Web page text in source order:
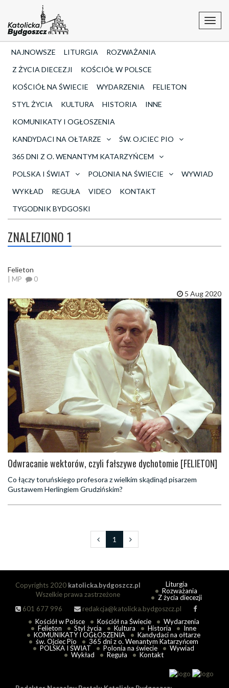
NAJNOWSZE LITURGIA
ROZWAŻANIA
Z ŻYCIA DIECEZJI
KOŚCIÓŁ W POLSCE
KOŚCIÓŁ NA ŚWIECIE
WYDARZENIA
FELIETON
STYL ŻYCIA
KULTURA HISTORIA
INNE
KOMUNIKATY I OGŁOSZENIA
KANDYDACI NA OŁTARZE
ŚW. OJCIEC PIO
365 DNI Z O. WENANTYM KATARZYŃCEM
POLSKA I ŚWIAT
POLONIA NA ŚWIECIE
WYWIAD
WYKŁAD
REGUŁA VIDEO
KONTAKT
TYGODNIK BYDGOSKI
ZNALEZIONO 1
Felieton
| MP 0
5 Aug 2020
Odwracanie wektorów, czyli fałszywe dychotomie [FELIETON]
Co łączy toruńskiego profesora z wielkim skądinąd pisarzem
Gustawem Herlingiem Grudzińskim?
1
Copyrights 2020 katolicka.bydgoszcz.pl
Wszelkie prawa zastrzeżone
601 677 996
redakcja@katolicka.bydgoszcz.pl
Liturgia
Rozważania
Z życia diecezji
Kościół w Polsce Kościół na Świecie
Wydarzenia
Felieton
Styl życia Kultura Historia
Inne
KOMUNIKATY I OGŁOSZENIA
Kandydaci na ołtarze
św. Ojciec Pio
365 dni z o. Wenantym Katarzyńcem
POLSKA I ŚWIAT
Polonia na świecie
Wywiad
Wykład
Reguła Kontakt